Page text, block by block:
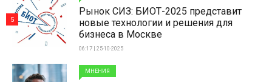
Рынок СИЗ: БИОТ-2025 представит
новые технологии и решения для
бизнеса в Москве
06:17 | 25-10-2025
5
МНЕНИЯ